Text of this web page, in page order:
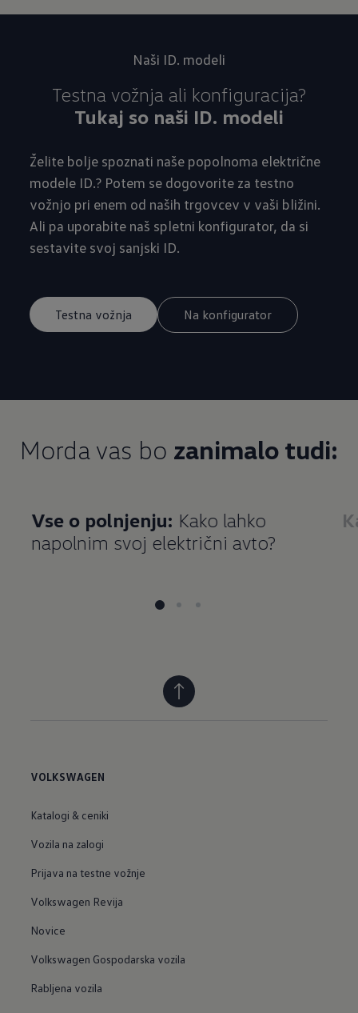
Naši ID. modeli
Tukaj so naši ID. modeli
Želite bolje spoznati naše popolnoma električne
modele ID.? Potem se dogovorite za testno
vožnjo pri enem od naših trgovcev v vaši bližini.
Ali pa uporabite naš spletni konfigurator, da si
sestavite svoj sanjski ID.
Testna vožnja Na konfigurator
Morda vas bo zanimalo tudi:
Vse o polnjenju: Kako lahko
napolnim svoj električni avto?
VOLKSWAGEN
Katalogi & ceniki
Vozila na zalogi
Prijava na testne vožnje
Volkswagen Revija
Novice
Volkswagen Gospodarska vozila
Rabljena vozila